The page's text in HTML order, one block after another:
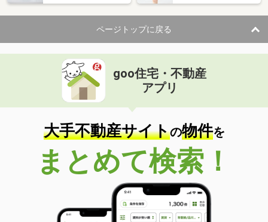
ページトップに戻る
goo住宅・不動産
アプリ
大手不動産サイトの物件を
まとめて検索！